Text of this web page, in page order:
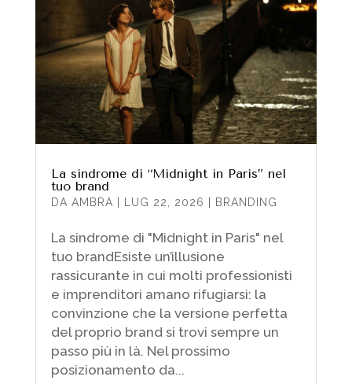
La sindrome di “Midnight in Paris” nel
tuo brand
DA AMBRA LUG 22, 2026 BRANDING
La sindrome di "Midnight in Paris" nel
tuo brandEsiste un’illusione
rassicurante in cui molti professionisti
e imprenditori amano rifugiarsi: la
convinzione che la versione perfetta
del proprio brand si trovi sempre un
passo più in là. Nel prossimo
posizionamento da...